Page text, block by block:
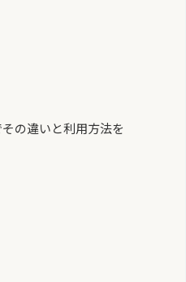
の違いと利用方法を